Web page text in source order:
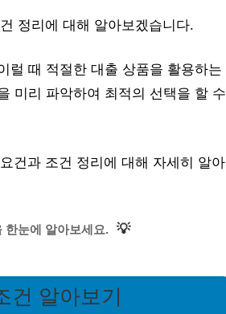
정리에 대해 알아보겠습니다.
럴 때 적절한 대출 상품을 활용하는
미리 파악하여 최적의 선택을 할 수
건과 조건 정리에 대해 자세히 알아
한눈에 알아보세요. 💡
알아보기